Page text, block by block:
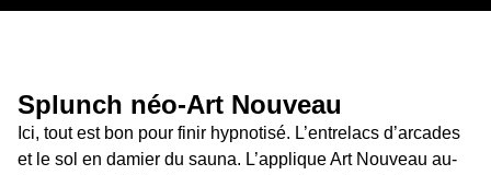
Splunch néo-Art Nouveau
Ici, tout est bon pour finir hypnotisé. L’entrelacs d’arcades
et le sol en damier du sauna. L’applique Art Nouveau au-